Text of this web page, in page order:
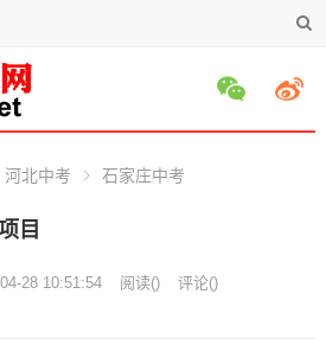
河北中考 石家庄中考
目
28 10:51:54 阅读() 评论()